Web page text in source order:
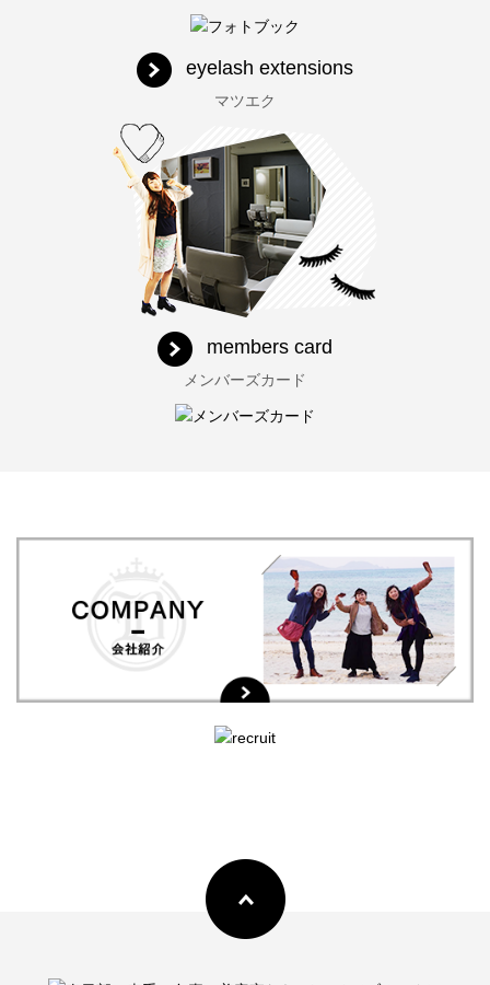
eyelash extensions
マツエク
members card
メンバーズカード